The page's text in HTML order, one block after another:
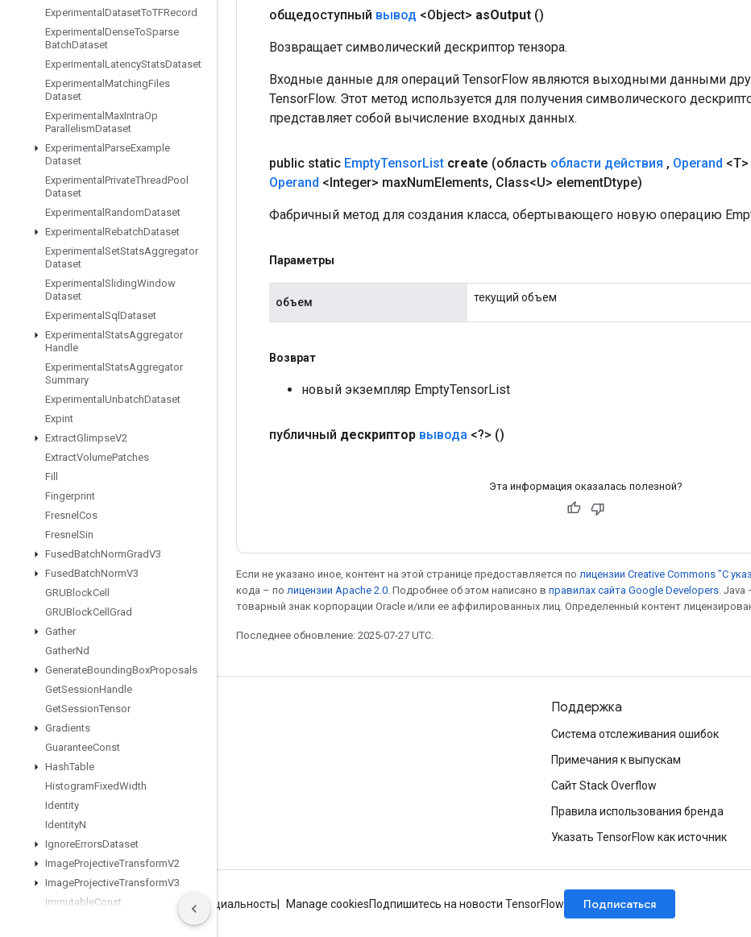
Experimental DatasetToTFRecord
Experimental DenseToSparse
BatchDataset
Experimental LatencyStatsDataset
Experimental MatchingFiles
Dataset
Experimental MaxIntraOp
ParallelismDataset
Experimental ParseExample
Dataset
Experimental PrivateThreadPool
Dataset
Experimental RandomDataset
Experimental RebatchDataset
Experimental SetStatsAggregator
Dataset
Experimental SlidingWindow
Dataset
Experimental Sql Dataset
Experimental StatsAggregator
Handle
Experimental StatsAggregator
Summary
Experimental UnbatchDataset
Expint
ExtractGlimpseV2
ExtractVolumePatches
Fill
Fingerprint
Fresnel Cos
Fresnel Sin
FusedBatchNormGradV3
FusedBatchNormV3
GRUBlockCell
GRUBlockCell Grad
Gather
GatherNd
GenerateBoundingBoxProposals
GetSessionHandle
GetSessionTensor
Gradients
GuaranteeConst
HashTable
HistogramFixedWidth
Identity
IdentityN
IgnoreErrorsDataset
ImageProjectiveTransformV2
ImageProjectiveTransformV3
ImmutableConst
общедоступный вывод <Object> asOutput ()
Возвращает символический дескриптор тензора.
Входные данные для операций TensorFlow являются выходными данными
TensorFlow. Этот метод используется для получения символического
представляет собой вычисление входных данных.
public static EmptyTensorList create (область области действия , Operand
Operand <Integer> maxNumElements, Class<U> elementDtype)
Фабричный метод для создания класса, обертывающего новую операцию
Параметры
объем текущий объем
Возврат
новый экземпляр EmptyTensorList
публичный дескриптор вывода <?> ()
Эта информация оказалась полезной?
Если не указано иное, контент на этой странице предоставляется по лицензии Creative Commons "С
кода – по лицензии Apache 2.0 . Подробнее об этом написано в правилах сайта Google Developers .
товарный знак корпорации Oracle и/или ее аффилированных лиц. Определенный контент
Последнее обновление: 2025-07-27 UTC.
Мы в социальных сетях
Блог
GitHub
Twitter
Поддержка
Система отслеживания ошибок
Примечания к выпускам
Сайт Stack Overflow
Правила использования бренда
Указать TensorFlow как источник
Условия использования Конфиденциальность Manage cookiesПодпишитесь на новости TensorFlow Подписаться